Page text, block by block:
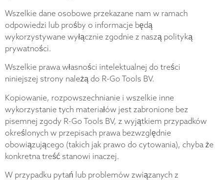
Wszelkie dane osobowe przekazane nam w ramach
odpowiedzi lub prośby o informacje będą
wykorzystywane wyłącznie zgodnie z naszą polityką
prywatności.
Wszelkie prawa własności intelektualnej do treści
niniejszej strony należą do R-Go Tools BV.
Kopiowanie, rozpowszechnianie i wszelkie inne
wykorzystanie tych materiałów jest zabronione bez
pisemnej zgody R-Go Tools BV, z wyjątkiem przypadków
określonych w przepisach prawa bezwzględnie
obowiązującego (takich jak prawo do cytowania), chyba że
konkretna treść stanowi inaczej.
W przypadku pytań lub problemów związanych z